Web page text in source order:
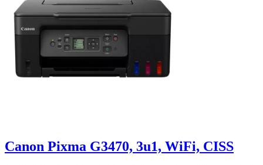
Canon Pixma G3470, 3u1, WiFi, CISS